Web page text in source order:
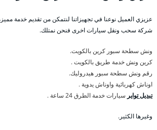
عزيزي العميل نوعنا في تجهيزاتنا لنتمكن من تقديم خدمة
شركة سحب ونقل سيارات اخرى فنحن نمتلك.
ونش سطحة سبور كرين بالكويت.
كرين ونش خدمة طريق بالكويت .
رقم ونش سطحة سبور هيدروليك.
اوناش كهربائية واوناش يدوية .
تبديل تواير سيارات خدمة الطرق 24 ساعة .
وغيرها الكثير.